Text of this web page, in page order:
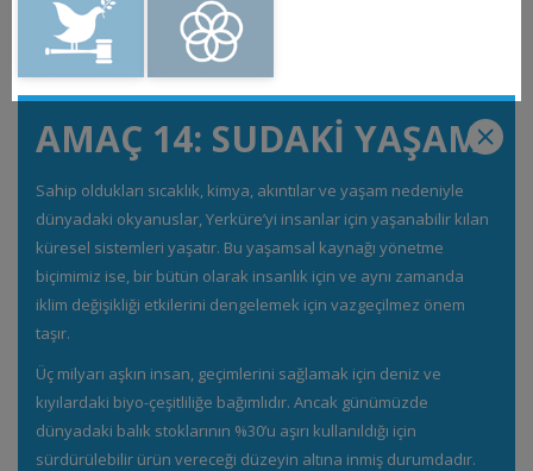
AMAÇ 14: SUDAKİ YAŞAM
Sahip oldukları sıcaklık, kimya, akıntılar ve yaşam nedeniyle
dünyadaki okyanuslar, Yerküre’yi insanlar için yaşanabilir kılan
küresel sistemleri yaşatır. Bu yaşamsal kaynağı yönetme
biçimimiz ise, bir bütün olarak insanlık için ve aynı zamanda
iklim değişikliği etkilerini dengelemek için vazgeçilmez önem
taşır.
Üç milyarı aşkın insan, geçimlerini sağlamak için deniz ve
kıyılardaki biyo-çeşitliliğe bağımlıdır. Ancak günümüzde
dünyadaki balık stoklarının %30’u aşırı kullanıldığı için
sürdürülebilir ürün vereceği düzeyin altına inmiş durumdadır.